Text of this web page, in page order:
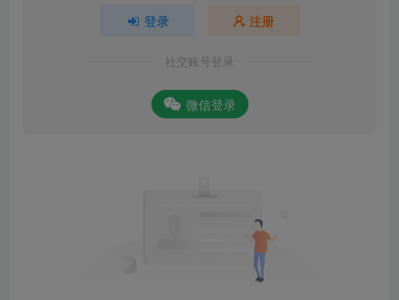
登录 注册
社交账号登录
微信登录